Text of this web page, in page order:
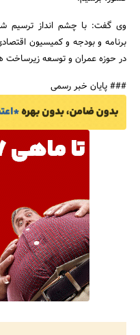
وی گفت: با چشم انداز ترسیم
برنامه و بودجه و کمیسیون
در حوزه عمران و توسعه زیرساخت
### پایان خبر رسمی